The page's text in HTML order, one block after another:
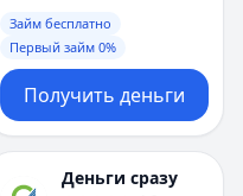
Сочи
Сургут
Т
Тверь
Тольятти
Томск
Сочи
Сургут
Т
Тверь
Тольятти
Томск
Займ бесплатно
Первый займ 0%
Получить деньги
Деньги сразу